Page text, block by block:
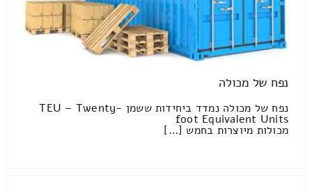
נפח של מכולה
נפח של מכולה נמדד ביחידות ששמן TEU – Twenty-
foot Equivalent Units
מכולות מיוצרות בחמש […]